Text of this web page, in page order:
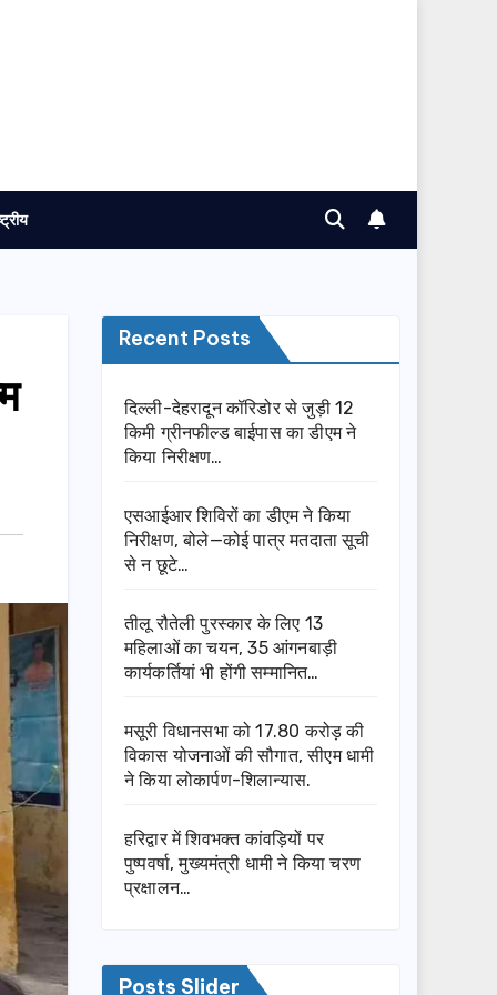
Recent Posts
दिल्ली-देहरादून कॉरिडोर से जुड़ी 12
किमी ग्रीनफील्ड बाईपास का डीएम ने
किया निरीक्षण…
एसआईआर शिविरों का डीएम ने किया
निरीक्षण, बोले—कोई पात्र मतदाता सूची
से न छूटे…
तीलू रौतेली पुरस्कार के लिए 13
महिलाओं का चयन, 35 आंगनबाड़ी
कार्यकर्तियां भी होंगी सम्मानित…
मसूरी विधानसभा को 17.80 करोड़ की
विकास योजनाओं की सौगात, सीएम धामी
ने किया लोकार्पण-शिलान्यास.
हरिद्वार में शिवभक्त कांवड़ियों पर
पुष्पवर्षा, मुख्यमंत्री धामी ने किया चरण
प्रक्षालन…
Posts Slider